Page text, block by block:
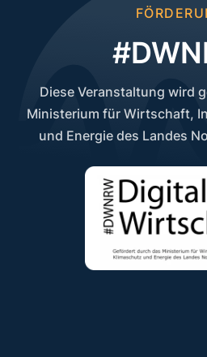
Diese Veranstaltung wird
Ministerium für Wirtschaft,
und Energie des Landes